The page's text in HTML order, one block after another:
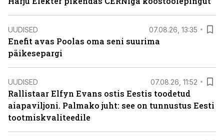
UUDISED 07.08.26, 13:35
Enefit avas Poolas oma seni suurima
päikesepargi
UUDISED 07.08.26, 11:52
Rallistaar Elfyn Evans ostis Eestis toodetud
aiapaviljoni. Palmako juht: see on tunnustus Eesti
tootmiskvaliteedile